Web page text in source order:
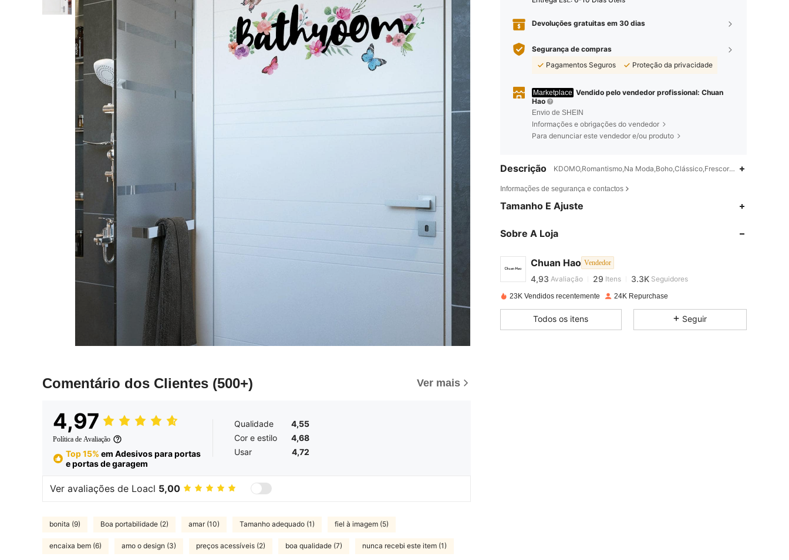
Comentário dos Clientes (500+) Ver mais
4,97
Política de Avaliação
Top 15% em Adesivos para portas
e portas de garagem
Qualidade
4,55
Cor e estilo
4,68
Usar
4,72
Ver avaliações de Loacl 5,00
bonita (9) Boa portabilidade (2) amar (10) Tamanho adequado (1) fiel à imagem (5)
encaixa bem (6) amo o design (3) preços acessíveis (2) boa qualidade (7) nunca recebi este item (1)
Devoluções gratuitas em 30 dias
Segurança de compras
Pagamentos Seguros
Proteção da privacidade
Marketplace Vendido pelo vendedor profissional: Chuan
Hao
Envio de SHEIN
Informações e obrigações do vendedor
Para denunciar este vendedor e/ou produto
Descrição KDOMO,Romantismo,Na Moda,Boho,Clássico,Frescor,Da Moda,Estilo
Informações de segurança e contactos
Tamanho E Ajuste
Sobre A Loja
Chuan Hao Vendedor
4,93
4,93 Avaliação 29 Itens 3.3K Seguidores
4,93
23K Vendidos recentemente 24K Repurchase
Todos os itens Seguir